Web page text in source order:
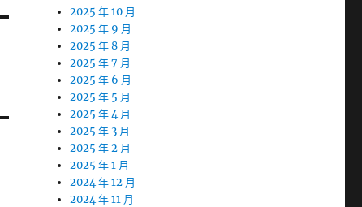
2025 年 10 月
2025 年 9 月
2025 年 8 月
2025 年 7 月
2025 年 6 月
2025 年 5 月
2025 年 4 月
2025 年 3 月
2025 年 2 月
2025 年 1 月
2024 年 12 月
2024 年 11 月